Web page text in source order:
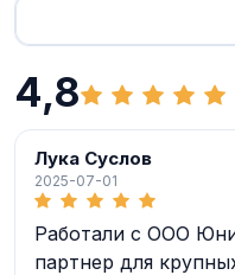
4,8
Лука Суслов
2025-07-01
Работали с ООО
партнер для